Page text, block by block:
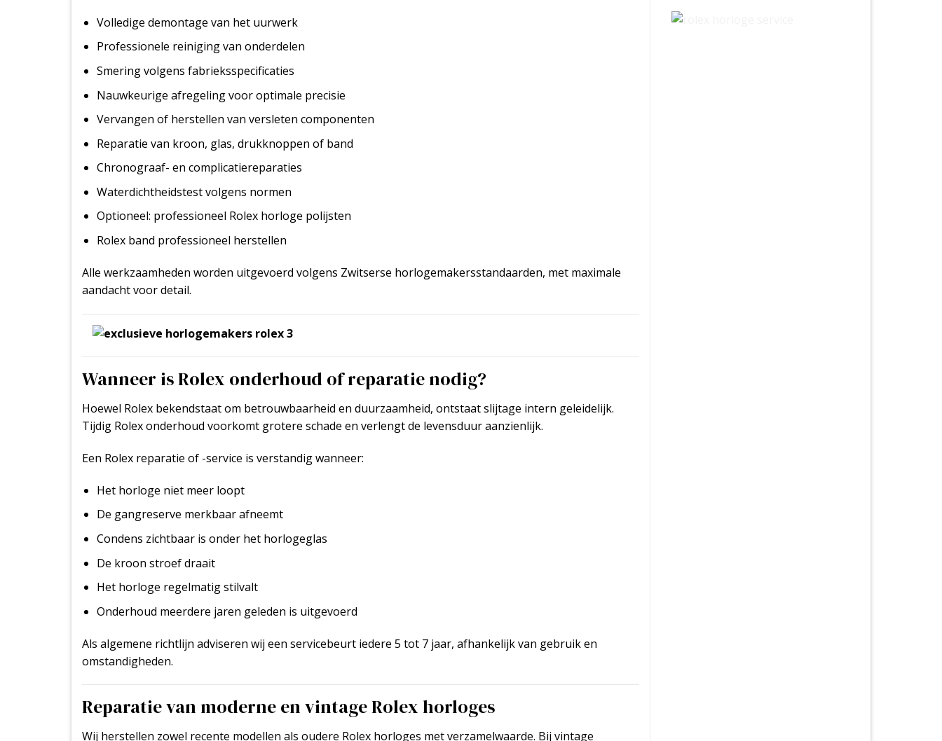
Volledige demontage van het uurwerk
Professionele reiniging van onderdelen
Smering volgens fabrieksspecificaties
Nauwkeurige afregeling voor optimale precisie
Vervangen of herstellen van versleten componenten
Reparatie van kroon, glas, drukknoppen of band
Chronograaf- en complicatiereparaties
Waterdichtheidstest volgens normen
Optioneel: professioneel Rolex horloge polijsten
Rolex band professioneel herstellen
Alle werkzaamheden worden uitgevoerd volgens Zwitserse horlogemakersstandaarden, met maximale
aandacht voor detail.
Wanneer is Rolex onderhoud of reparatie nodig?
Hoewel Rolex bekendstaat om betrouwbaarheid en duurzaamheid, ontstaat slijtage intern geleidelijk.
Tijdig Rolex onderhoud voorkomt grotere schade en verlengt de levensduur aanzienlijk.
Een Rolex reparatie of -service is verstandig wanneer:
Het horloge niet meer loopt
De gangreserve merkbaar afneemt
Condens zichtbaar is onder het horlogeglas
De kroon stroef draait
Het horloge regelmatig stilvalt
Onderhoud meerdere jaren geleden is uitgevoerd
Als algemene richtlijn adviseren wij een servicebeurt iedere 5 tot 7 jaar, afhankelijk van gebruik en
omstandigheden.
Reparatie van moderne en vintage Rolex horloges
Wij herstellen zowel recente modellen als oudere Rolex horloges met verzamelwaarde. Bij vintage